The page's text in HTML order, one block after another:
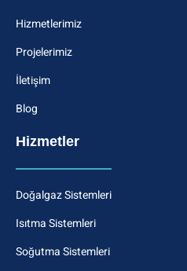
Hizmetlerimiz
Projelerimiz
İletişim
Blog
Hizmetler
Doğalgaz Sistemleri
Isıtma Sistemleri
Soğutma Sistemleri